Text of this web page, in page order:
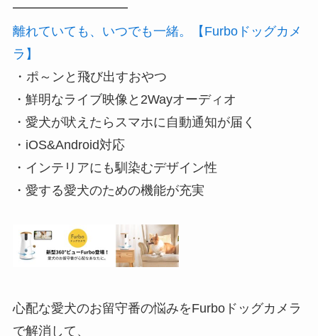
━━━━━━━━━
離れていても、いつでも一緒。【Furboドッグカメ
ラ】
・ポ～ンと飛び出すおやつ
・鮮明なライブ映像と2Wayオーディオ
・愛犬が吠えたらスマホに自動通知が届く
・iOS&Android対応
・インテリアにも馴染むデザイン性
・愛する愛犬のための機能が充実
心配な愛犬のお留守番の悩みをFurboドッグカメラ
で解消して、